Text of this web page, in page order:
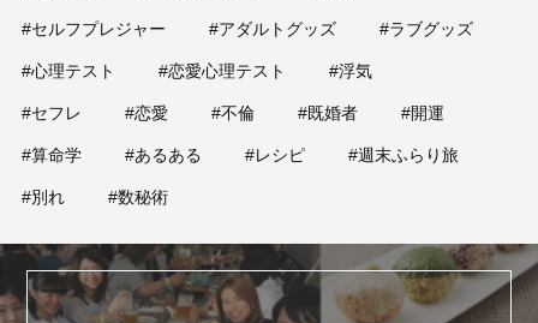
#セルフプレジャー #アダルトグッズ #ラブグッズ
#心理テスト #恋愛心理テスト #浮気
#セフレ #恋愛 #不倫 #既婚者 #開運
#算命学 #あるある #レシピ #週末ふらり旅
#別れ #数秘術